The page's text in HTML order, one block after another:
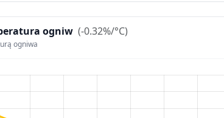
ogniw (-0.32%/°C)
ogniwa